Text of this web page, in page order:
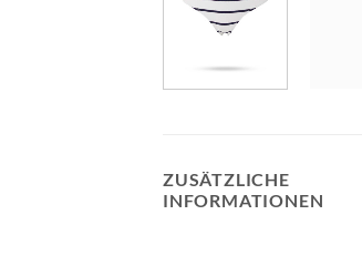
ZUSÄTZLICHE
INFORMATIONEN